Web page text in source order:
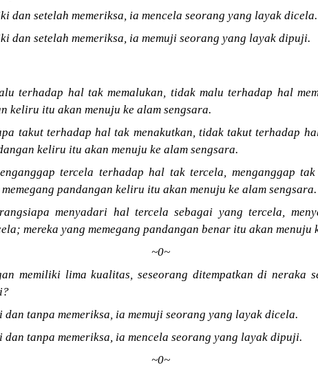
dan setelah memeriksa, ia mencela seorang yang layak dicela.
dan setelah memeriksa, ia memuji seorang yang layak dipuji.
terhadap hal tak memalukan, tidak malu terhadap hal
keliru itu akan menuju ke alam sengsara.
takut terhadap hal tak menakutkan, tidak takut terhadap
keliru itu akan menuju ke alam sengsara.
tercela terhadap hal tak tercela, menganggap
pandangan keliru itu akan menuju ke alam sengsara.
menyadari hal tercela sebagai yang tercela,
mereka yang memegang pandangan benar itu akan menuju
~0~
memiliki lima kualitas, seseorang ditempatkan di neraka
dan tanpa memeriksa, ia memuji seorang yang layak dicela.
dan tanpa memeriksa, ia mencela seorang yang layak dipuji.
~0~